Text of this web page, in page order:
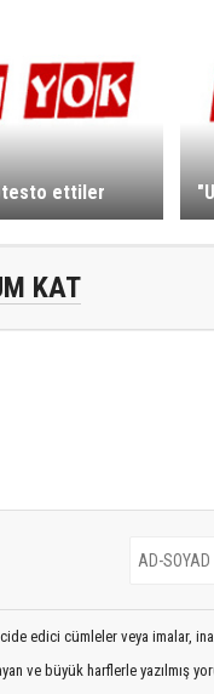
ettiler
KAT
edici cümleler veya imalar,
ve büyük harflerle yazılmış